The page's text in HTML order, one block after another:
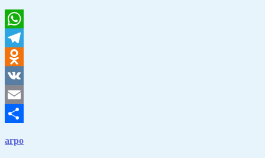
WhatsApp
Telegram
Odnoklassniki
VK
Email
агро